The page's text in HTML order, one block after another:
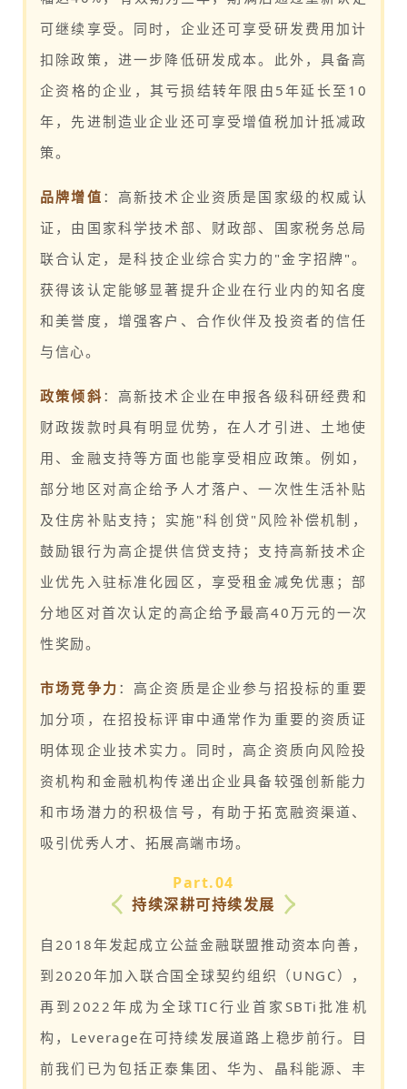
可继续享受。同时，企业还可享受研发费用加计
扣除政策，进一步降低研发成本。此外，具备高
企资格的企业，其亏损结转年限由5年延长至10
年，先进制造业企业还可享受增值税加计抵减政
策。
品牌增值 ：高新技术企业资质是国家级的权威认
证，由国家科学技术部、财政部、国家税务总局
联合认定，是科技企业综合实力的"金字招牌"。
获得该认定能够显著提升企业在行业内的知名度
和美誉度，增强客户、合作伙伴及投资者的信任
与信心。
政策倾斜：高新技术企业在申报各级科研经费和
财政拨款时具有明显优势，在人才引进、土地使
用、金融支持等方面也能享受相应政策。例如，
部分地区对高企给予人才落户、一次性生活补贴
及住房补贴支持；实施"科创贷"风险补偿机制，
鼓励银行为高企提供信贷支持；支持高新技术企
业优先入驻标准化园区，享受租金减免优惠；部
分地区对首次认定的高企给予最高40万元的一次
性奖励。
市场竞争力 ：高企资质是企业参与招投标的重要
加分项，在招投标评审中通常作为重要的资质证
明体现企业技术实力。同时，高企资质向风险投
资机构和金融机构传递出企业具备较强创新能力
和市场潜力的积极信号，有助于拓宽融资渠道、
吸引优秀人才、拓展高端市场。
Part.04
持续深耕可持续发展
自2018年发起成立公益金融联盟推动资本向善，
到2020年加入联合国全球契约组织（UNGC），
再到2022年成为全球TIC行业首家SBTi批准机
构，Leverage在可持续发展道路上稳步前行。目
前我们已为包括正泰集团、华为、晶科能源、丰